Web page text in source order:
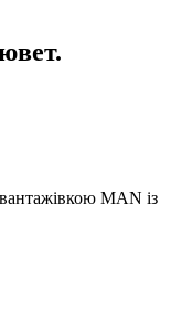
MAN із